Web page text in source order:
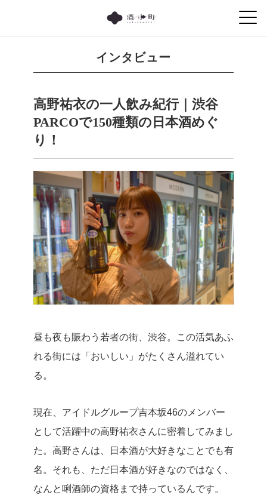
インタビュー
高野祐衣の一人飲み紀行｜渋谷
PARCOで150種類の日本酒めぐ
り！
昼も夜も賑わう若者の街、渋谷。この活気あふ
れる街には「おいしい」がたくさん溢れてい
る。
現在、アイドルグループ吉本坂46のメンバー
として活躍中の高野祐衣さんに密着してみまし
た。高野さんは、日本酒が大好きなことでも有
名。それも、ただ日本酒が好きなのではなく、
なんと唎酒師の資格まで持っているんです。